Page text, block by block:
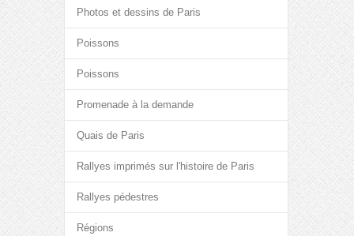
Photos et dessins de Paris
Poissons
Poissons
Promenade à la demande
Quais de Paris
Rallyes imprimés sur l'histoire de Paris
Rallyes pédestres
Régions